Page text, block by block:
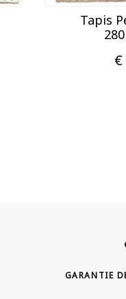
Tapis
€
GARANTIE